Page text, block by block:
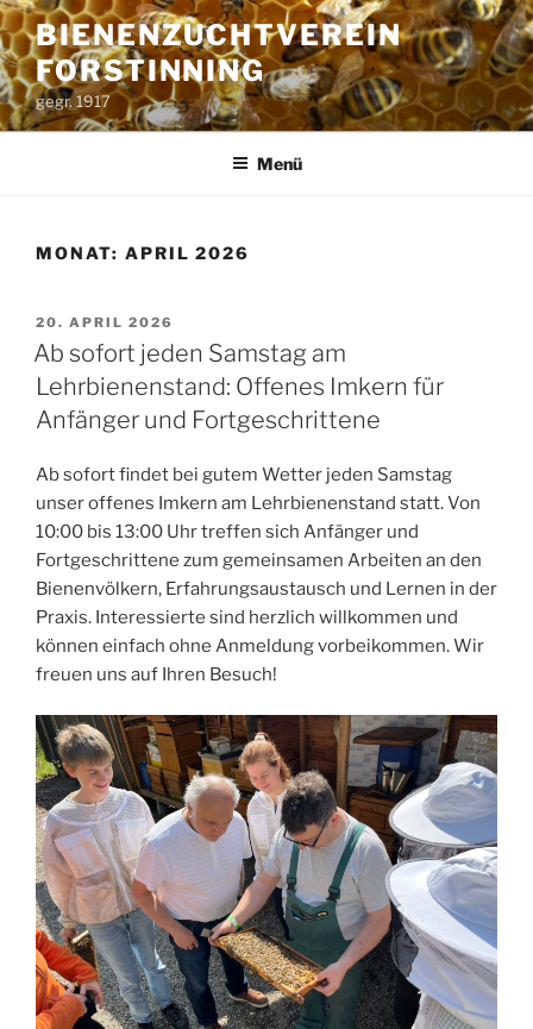
Zum
Inhalt
springen
BIENENZUCHTVEREIN
FORSTINNING
gegr. 1917
Menü
MONAT: APRIL 2026
VERÖFFENTLICHT
AM
20. APRIL 2026
Ab sofort jeden Samstag am
Lehrbienenstand: Offenes Imkern für
Anfänger und Fortgeschrittene
Ab sofort findet bei gutem Wetter jeden Samstag
unser offenes Imkern am Lehrbienenstand statt. Von
10:00 bis 13:00 Uhr treffen sich Anfänger und
Fortgeschrittene zum gemeinsamen Arbeiten an den
Bienenvölkern, Erfahrungsaustausch und Lernen in der
Praxis. Interessierte sind herzlich willkommen und
können einfach ohne Anmeldung vorbeikommen. Wir
freuen uns auf Ihren Besuch!